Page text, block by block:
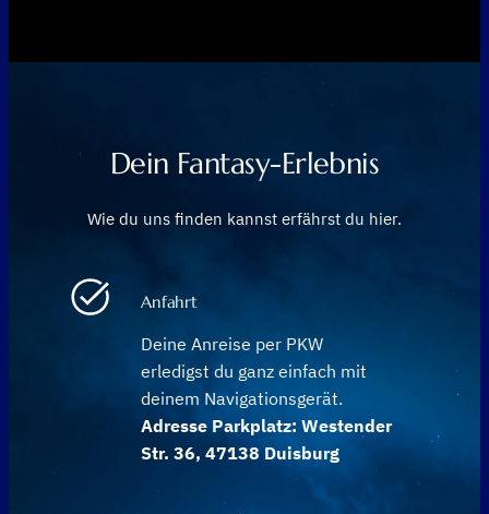
Dein Fantasy-Erlebnis
Wie du uns finden kannst erfährst du hier.
Anfahrt
Deine Anreise per PKW
erledigst du ganz einfach mit
deinem Navigationsgerät.
Adresse Parkplatz: Westender
Str. 36, 47138 Duisburg